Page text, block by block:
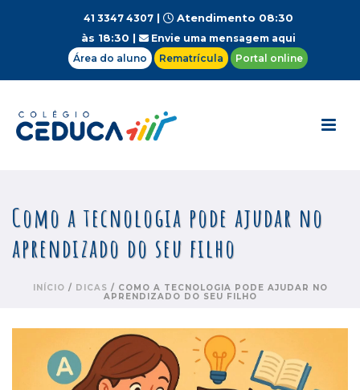
41 3347 4307|
Atendimento 08:30
às 18:30 |
Envie uma mensagem aqui
Área do aluno
Rematrícula Portal online
Como a tecnologia pode ajudar no
aprendizado do seu filho
INÍCIO / DICAS / COMO A TECNOLOGIA PODE AJUDAR NO
APRENDIZADO DO SEU FILHO